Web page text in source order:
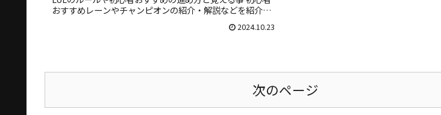
おすすめレーンやチャンピオンの紹介・解説などを紹介し
2024.10.23
次のページ